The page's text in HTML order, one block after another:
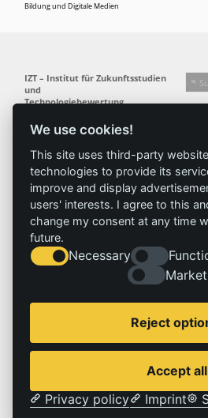
Bildung und Digitale Medien
We use cookies!
This site uses third-party
technologies to provide its
improve and display
users' interests. I agree to this
change my consent at any time
future.
Necessary
Reject
Accept all
Privacy policy
Imprint
IZT – Institut für Zukunftsstudien
und
Technologiebewertung
Busseallee 1 · 14163 Berlin
info@izt.de| www.izt.de
Institut
Profil
Team
Gremien
Forschung
Forschungsfelder
Referenz
Standorte
Stellenangebote
Impressum
Impressum
Datenschutzerklärung
© 2026 | IZT – Institut für Zukunftsstudien und